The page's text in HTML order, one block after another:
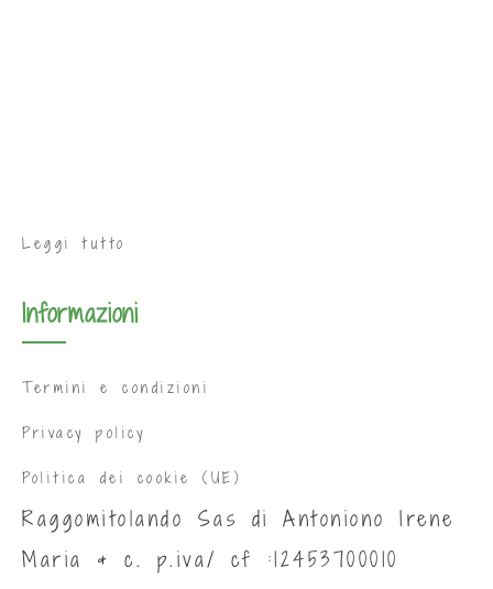
Leggi tutto
Informazioni
Termini e condizioni
Privacy policy
Politica dei cookie (UE)
Raggomitolando Sas di Antoniono Irene
Maria & c. p.iva/ cf :12453700010